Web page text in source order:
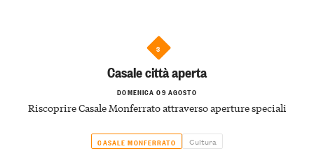
3
Casale città aperta
DOMENICA 09 AGOSTO
Riscoprire Casale Monferrato attraverso aperture speciali
CASALE MONFERRATO Cultura